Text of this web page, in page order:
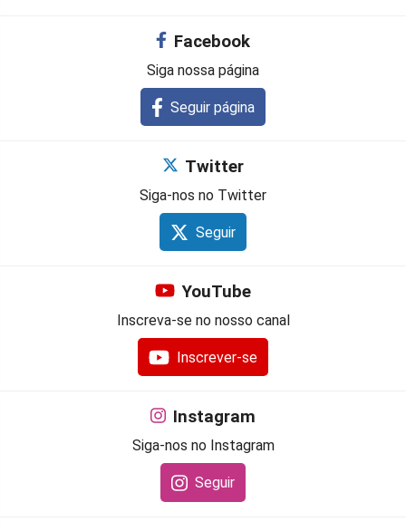
Facebook
Siga nossa página
Seguir página
Twitter
Siga-nos no Twitter
Seguir
YouTube
Inscreva-se no nosso canal
Inscrever-se
Instagram
Siga-nos no Instagram
Seguir